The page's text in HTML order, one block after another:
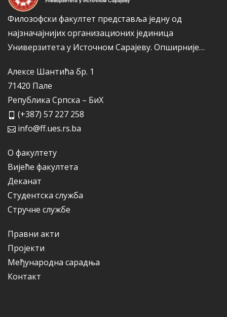
Филозофски факултет представља једну од
најзначајнијих организационих јединица
Универзитета у Источном Сарајеву. Опширније…
Алексе Шантића бр. 1
71420 Пале
Република Српска – БиХ
(+387) 57 227 258
info@ff.ues.rs.ba
О факултету
Вијеће факултета
Деканат
Студентска служба
Стручне службе
Правни акти
Пројекти
Међународна сарадња
Контакт